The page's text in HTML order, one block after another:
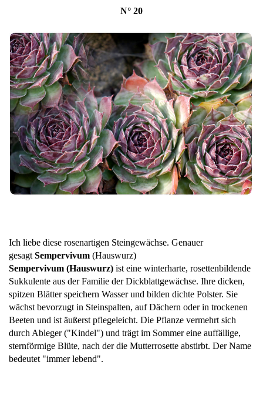
N° 20
Ich liebe diese rosenartigen Steingewächse. Genauer
gesagt Sempervivum (Hauswurz)
Sempervivum (Hauswurz) ist eine winterharte, rosettenbildende
Sukkulente aus der Familie der Dickblattgewächse. Ihre dicken,
spitzen Blätter speichern Wasser und bilden dichte Polster. Sie
wächst bevorzugt in Steinspalten, auf Dächern oder in trockenen
Beeten und ist äußerst pflegeleicht. Die Pflanze vermehrt sich
durch Ableger ("Kindel") und trägt im Sommer eine auffällige,
sternförmige Blüte, nach der die Mutterrosette abstirbt. Der Name
bedeutet "immer lebend".